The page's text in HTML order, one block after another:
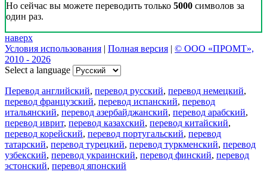
Но сейчас вы можете переводить только 5000 символов за
один раз.
наверх
Условия использования | Полная версия | © ООО «ПРОМТ»,
2010 - 2026
Select a language
Перевод английский, перевод русский, перевод немецкий,
перевод французский, перевод испанский, перевод
итальянский, перевод азербайджанский, перевод арабский,
перевод иврит, перевод казахский, перевод китайский,
перевод корейский, перевод португальский, перевод
татарский, перевод турецкий, перевод туркменский, перевод
узбекский, перевод украинский, перевод финский, перевод
эстонский, перевод японский